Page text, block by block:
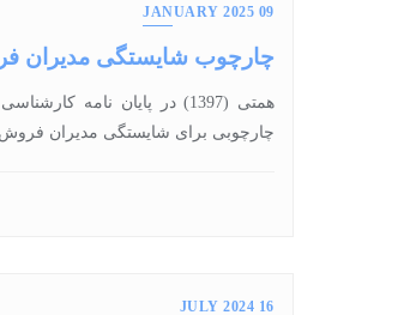
09 JANUARY 2025
چارچوب شایستگی مدیران
همتی (1397) در پایان‏ نامه
چارچوبی برای شایستگی مدیران
16 JULY 2024